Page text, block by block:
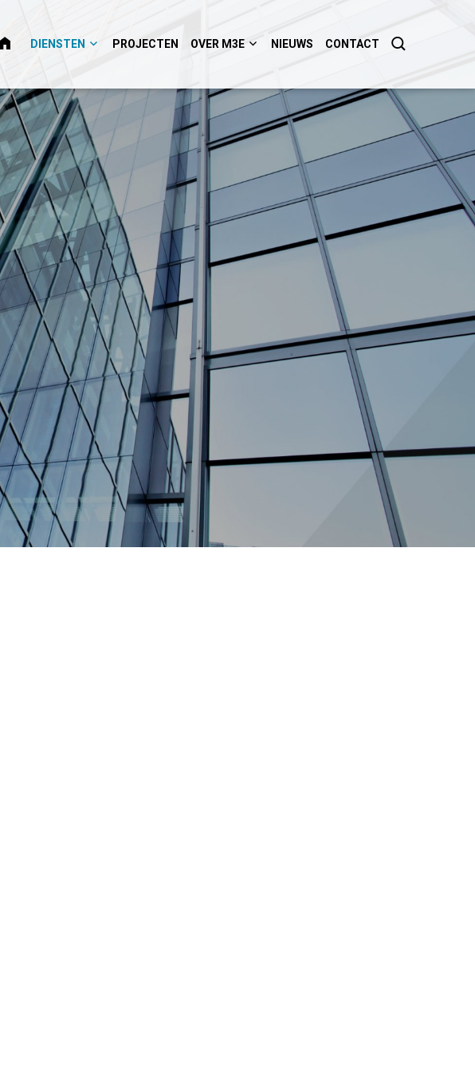
HOMEDIENSTEN PROJECTEN OVER M3E NIEUWS CONTACT